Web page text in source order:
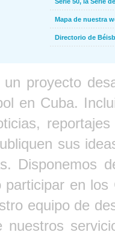
Mapa de nuestra
Directorio de
un proyecto
en Cuba.
sus
Disponemos
participar en
equipo de
nuestros